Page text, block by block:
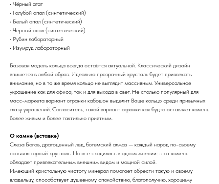
• Чёрный агат
• Голубой опал (синтетический)
• Белый опал (синтетический)
• Чёрный опал (синтетический)
• Рубин лабораторный
• Изумруд лабораторный
Базовая модель кольца всегда остаётся актуальной. Классический дизайн
впишется в любой образ. Идеально прозрачный хрусталь будет привлекать
внимание, но в то же время кольцо не выглядит массивным. Универсальное
украшение как для офиса, так и для выхода в свет. Не столько популярный для
масс-маркета вариант огранки кабошон выделит Ваше кольцо среди привычных
глазу украшений. Согласитесь, такой вариант огранки как будто оставляет камень
более живым и более тактильно приятным.
О камне (вставке)
Слеза Богов, драгоценный лед, богемский алмаз — каждый народ по-своему
называл горный хрусталь. Но все сходились в одном мнении: этот камень
обладает привлекательным внешним видом и мощной силой.
Имеющий кристальную чистоту минерал помогает обрести такую и своему
владельцу, способствует душевному спокойствию, благополучию, хорошему